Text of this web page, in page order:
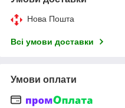
Нова Пошта
Всі умови доставки
Умови оплати